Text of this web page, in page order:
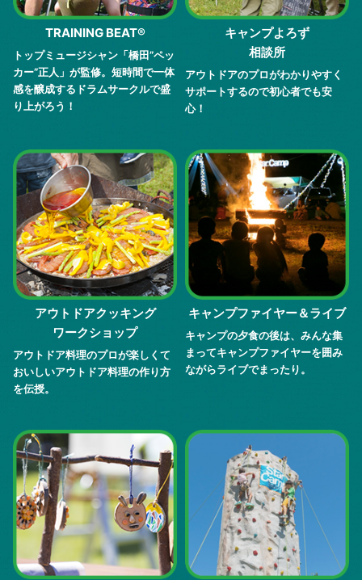
TRAINING BEAT®
トップミュージシャン「橋田”ペッ
カー”正人」が監修。短時間で一体
感を醸成するドラムサークルで盛
り上がろう！
キャンプよろず
相談所
アウトドアのプロがわかりやすく
サポートするので初心者でも安
心！
アウトドアクッキング
ワークショップ
アウトドア料理のプロが楽しくて
おいしいアウトドア料理の作り方
を伝授。
キャンプファイヤー＆ライブ
キャンプの夕食の後は、みんな集
まってキャンプファイヤーを囲み
ながらライブでまったり。